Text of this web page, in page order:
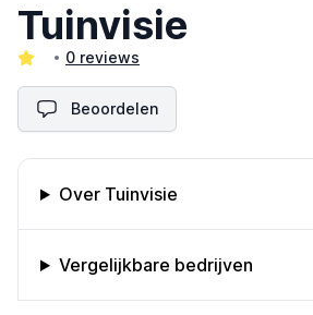
Tuinvisie
0 reviews
Beoordelen
Omschrijving bedrijf
Over Tuinvisie
Vergelijkbare bedrijven